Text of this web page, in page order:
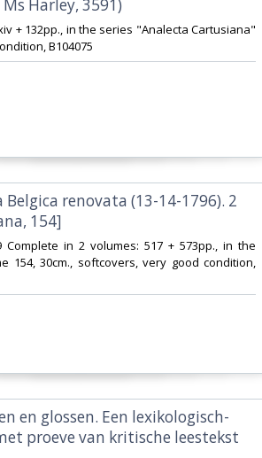
Harley, 3591)‎
+ 132pp., in the series "Analecta Cartusiana"
B104075‎
renovata (13-14-1796). 2
154]‎
Complete in 2 volumes: 517 + 573pp., in the
154, 30cm., softcovers, very good condition,
en glossen. Een lexikologisch-
proeve van kritische leestekst